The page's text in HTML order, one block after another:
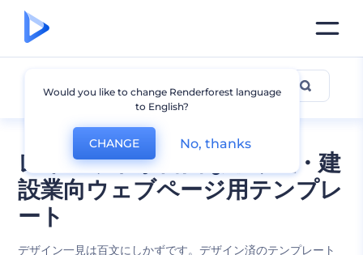
レイアウトが自由な不動産・建
設業向ウェブページ用テンプレ
ート
デザイン一見は百文にしかずです。デザイン済のテンプレート
不動産と建設
Would you like to change Renderforest language
to English?
CHANGE No, thanks